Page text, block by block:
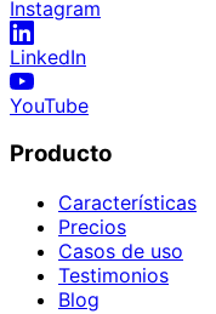
Instagram
LinkedIn
YouTube
Producto
Características
Precios
Casos de uso
Testimonios
Blog